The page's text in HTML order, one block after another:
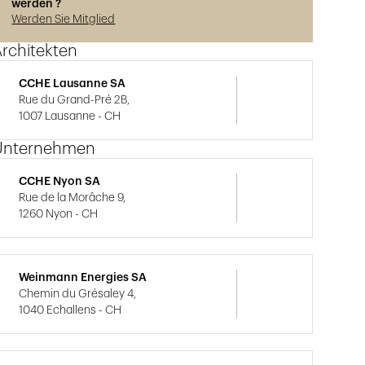
werden ?
Werden Sie Mitglied
CCHE Lausanne SA
Rue du Grand-Pré 2B,
1007 Lausanne - CH
CCHE Nyon SA
Rue de la Morâche 9,
1260 Nyon - CH
Weinmann Energies SA
Chemin du Grésaley 4,
1040 Echallens - CH